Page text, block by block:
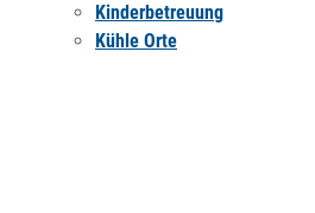
Kinderbetreuung
Kühle Orte